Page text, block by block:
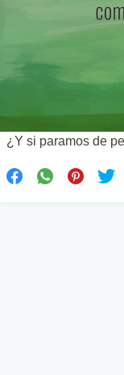
¿Y si paramos de